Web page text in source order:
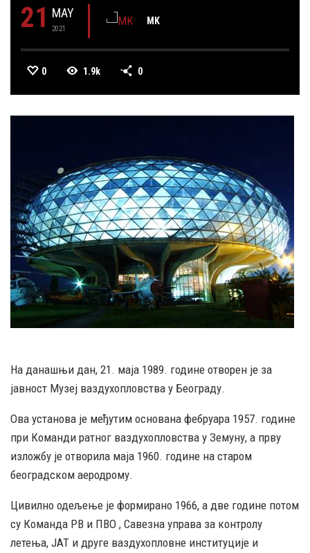
21 MAY
2021
MK
0 1.9k 0
На данашњи дан, 21. маја 1989. године отворен је за
јавност Музеј ваздухопловства у Београду.
Ова установа је међутим основана фебруара 1957. године
при Команди ратног ваздухопловства у Земуну, а прву
изложбу је отворила маја 1960. године на старом
београдском аеродрому.
Цивилно одељење је формирано 1966, а две године потом
су Команда РВ и ПВО , Савезна управа за контролу
летења, ЈАТ и друге ваздухопловне институције и